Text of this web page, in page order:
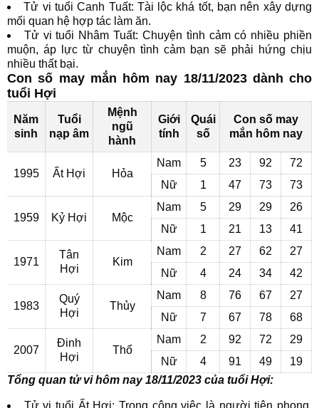
Tử vi tuổi Canh Tuất: Tài lộc khá tốt, bạn nên xây dựng
mối quan hệ hợp tác làm ăn.
Tử vi tuổi Nhâm Tuất: Chuyện tình cảm có nhiều phiền
muộn, áp lực từ chuyện tình cảm bạn sẽ phải hứng chịu
nhiều thất bại.
Con số may mắn hôm nay 18/11/2023 dành cho
tuổi Hợi
Năm
sinh
Tuổi
nạp âm
Mệnh
ngũ
hành
Giới
tính
Quái
số
Con số may
mắn hôm nay
1995 Ất Hợi Hỏa
Nam 5 23 92
72
Nữ
1 47 73 73
1959 Kỷ Hợi Mộc
Nam 5 29 29
26
Nữ
1 21 13 41
1971
Tân
Hợi
Kim
Nam 2 27 62
27
Nữ
4 24 34 42
1983
Quý
Hợi
Thủy
Nam 8 76 67
27
Nữ
7 67 78 68
2007
Đinh
Hợi
Thổ
Nam 2 92 72
29
Nữ
4 91 49
19
Tổng quan tử vi hôm nay 18/11/2023 của tuổi Hợi: